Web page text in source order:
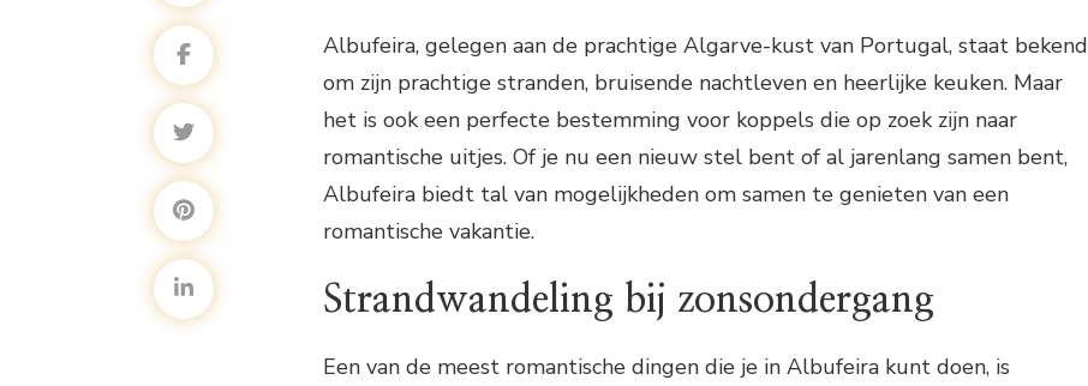
Albufeira, gelegen aan de prachtige Algarve-kust van Portugal, staat bekend
om zijn prachtige stranden, bruisende nachtleven en heerlijke keuken. Maar
het is ook een perfecte bestemming voor koppels die op zoek zijn naar
romantische uitjes. Of je nu een nieuw stel bent of al jarenlang samen bent,
Albufeira biedt tal van mogelijkheden om samen te genieten van een
romantische vakantie.
Strandwandeling bij zonsondergang
Een van de meest romantische dingen die je in Albufeira kunt doen, is